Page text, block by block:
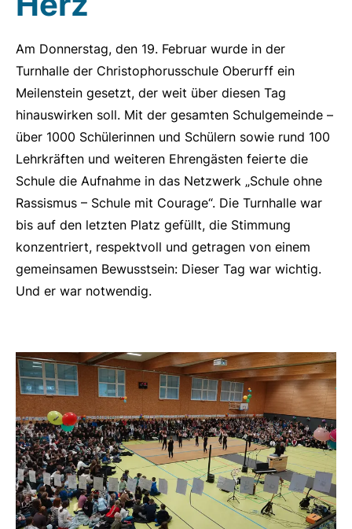
Am Donnerstag, den 19. Februar wurde in der
Turnhalle der Christophorusschule Oberurff ein
Meilenstein gesetzt, der weit über diesen Tag
hinauswirken soll. Mit der gesamten Schulgemeinde –
über 1000 Schülerinnen und Schülern sowie rund 100
Lehrkräften und weiteren Ehrengästen feierte die
Schule die Aufnahme in das Netzwerk „Schule ohne
Rassismus – Schule mit Courage“. Die Turnhalle war
bis auf den letzten Platz gefüllt, die Stimmung
konzentriert, respektvoll und getragen von einem
gemeinsamen Bewusstsein: Dieser Tag war wichtig.
Und er war notwendig.